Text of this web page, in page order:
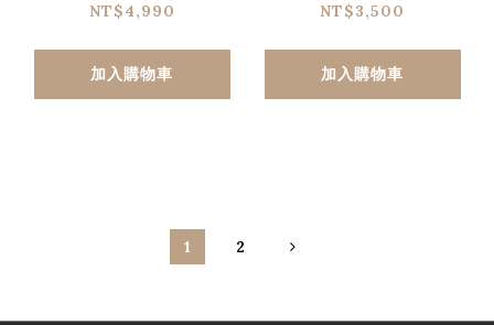
NT$4,990
加入購物車
NT$3,500
加入購物車
1 2